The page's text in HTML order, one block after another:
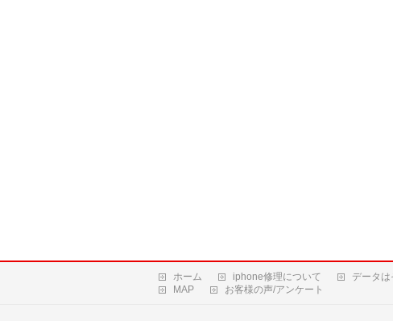
ホーム iphone修理について データは
MAP
お客様の声/アンケート